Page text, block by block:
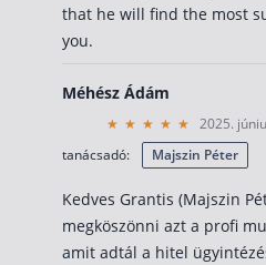
that he will find the most
you.
Méhész Ádám
2025.
tanácsadó:
Majszin Péter
Kedves Grantis (Majszin
megköszönni azt a profi
amit adtál a hitel